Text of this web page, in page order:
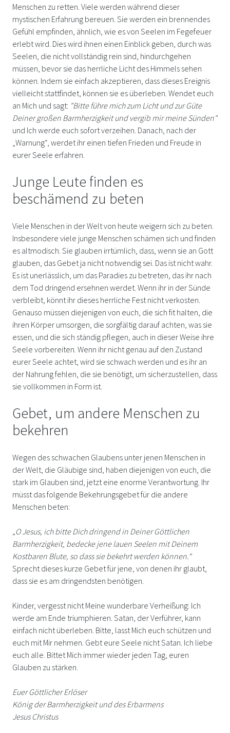
Menschen zu retten. Viele werden während dieser
mystischen Erfahrung bereuen. Sie werden ein brennendes
Gefühl empfinden, ähnlich, wie es von Seelen im Fegefeuer
erlebt wird. Dies wird ihnen einen Einblick geben, durch was
Seelen, die nicht vollständig rein sind, hindurchgehen
müssen, bevor sie das herrliche Licht des Himmels sehen
können. Indem sie einfach akzeptieren, dass dieses Ereignis
vielleicht stattfindet, können sie es überleben. Wendet euch
an Mich und sagt: "Bitte führe mich zum Licht und zur Güte
Deiner großen Barmherzigkeit und vergib mir meine Sünden"
und Ich werde euch sofort verzeihen. Danach, nach der
„Warnung“, werdet ihr einen tiefen Frieden und Freude in
eurer Seele erfahren.
Junge Leute finden es
beschämend zu beten
Viele Menschen in der Welt von heute weigern sich zu beten.
Insbesondere viele junge Menschen schämen sich und finden
es altmodisch. Sie glauben irrtümlich, dass, wenn sie an Gott
glauben, das Gebet ja nicht notwendig sei. Das ist nicht wahr.
Es ist unerlässlich, um das Paradies zu betreten, das ihr nach
dem Tod dringend ersehnen werdet. Wenn ihr in der Sünde
verbleibt, könnt ihr dieses herrliche Fest nicht verkosten.
Genauso müssen diejenigen von euch, die sich fit halten, die
ihren Körper umsorgen, die sorgfältig darauf achten, was sie
essen, und die sich ständig pflegen, auch in dieser Weise ihre
Seele vorbereiten. Wenn ihr nicht genau auf den Zustand
eurer Seele achtet, wird sie schwach werden und es ihr an
der Nahrung fehlen, die sie benötigt, um sicherzustellen, dass
sie vollkommen in Form ist.
Gebet, um andere Menschen zu
bekehren
Wegen des schwachen Glaubens unter jenen Menschen in
der Welt, die Gläubige sind, haben diejenigen von euch, die
stark im Glauben sind, jetzt eine enorme Verantwortung. Ihr
müsst das folgende Bekehrungsgebet für die andere
Menschen beten:
„O Jesus, ich bitte Dich dringend in Deiner Göttlichen
Barmherzigkeit, bedecke jene lauen Seelen mit Deinem
Kostbaren Blute, so dass sie bekehrt werden können.“
Sprecht dieses kurze Gebet für jene, von denen ihr glaubt,
dass sie es am dringendsten benötigen.
Kinder, vergesst nicht Meine wunderbare Verheißung: Ich
werde am Ende triumphieren. Satan, der Verführer, kann
einfach nicht überleben. Bitte, lasst Mich euch schützen und
euch mit Mir nehmen. Gebt eure Seele nicht Satan. Ich liebe
euch alle. Bittet Mich immer wieder jeden Tag, euren
Glauben zu stärken.
Euer Göttlicher Erlöser
König der Barmherzigkeit und des Erbarmens
Jesus Christus